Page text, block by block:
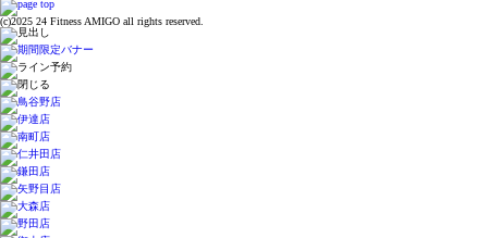
(c)2025 24 Fitness AMIGO all rights reserved.